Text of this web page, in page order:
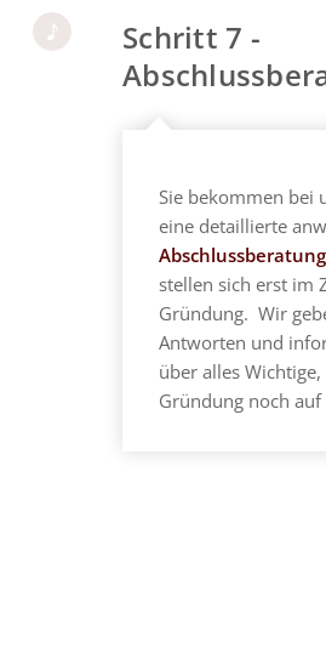
Schritt 7 -
Sie bekommen bei
eine detaillierte
Abschlussberatung
stellen sich erst im
Gründung. Wir
Antworten und
über alles
Gründung noch